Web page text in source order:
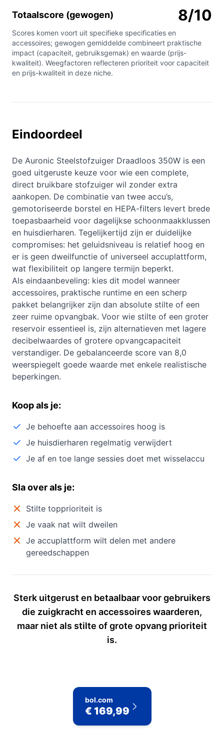
Totaalscore (gewogen) 8/10
Scores komen voort uit specifieke specificaties en
accessoires; gewogen gemiddelde combineert praktische
impact (capaciteit, gebruiksgemak) en waarde (prijs-
kwaliteit). Weegfactoren reflecteren prioriteit voor capaciteit
en prijs-kwaliteit in deze niche.
Eindoordeel
De Auronic Steelstofzuiger Draadloos 350W is een
goed uitgeruste keuze voor wie een complete,
direct bruikbare stofzuiger wil zonder extra
aankopen. De combinatie van twee accu’s,
gemotoriseerde borstel en HEPA-filters levert brede
toepasbaarheid voor dagelijkse schoonmaakklussen
en huisdierharen. Tegelijkertijd zijn er duidelijke
compromises: het geluidsniveau is relatief hoog en
er is geen dweilfunctie of universeel accuplattform,
wat flexibiliteit op langere termijn beperkt.
Als eindaanbeveling: kies dit model wanneer
accessoires, praktische runtime en een scherp
pakket belangrijker zijn dan absolute stilte of een
zeer ruime opvangbak. Voor wie stilte of een groter
reservoir essentieel is, zijn alternatieven met lagere
decibelwaardes of grotere opvangcapaciteit
verstandiger. De gebalanceerde score van 8,0
weerspiegelt goede waarde met enkele realistische
beperkingen.
Koop als je:
Je behoefte aan accessoires hoog is
Je huisdierharen regelmatig verwijdert
Je af en toe lange sessies doet met wisselaccu
Sla over als je:
Stilte topprioriteit is
Je vaak nat wilt dweilen
Je accuplattform wilt delen met andere
gereedschappen
Sterk uitgerust en betaalbaar voor gebruikers
die zuigkracht en accessoires waarderen,
maar niet als stilte of grote opvang prioriteit
is.
bol.com
€ 169,99